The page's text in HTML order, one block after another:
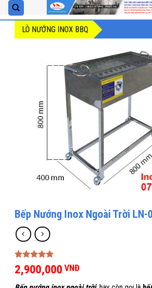
Skip
to
contentLÒ NƯỚNG INOX BBQ
Bếp Nướng Inox Ngoài Trời LN-
5.00trên 5
dựa trên
1
2,900,000 VNĐ